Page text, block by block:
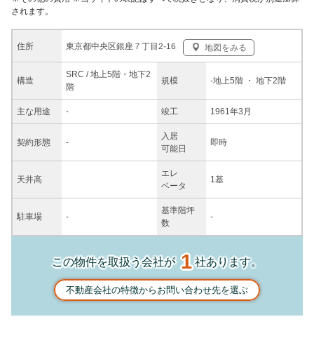
住所 東京都中央区銀座７丁目2-16 地図をみる
構造
SRC / 地上5階・地下2
階
規模 -地上5階 ・ 地下2階
主な用途 - 竣工 1961年3月
契約形態 -
入居
可能日
即時
天井高
エレ
ベータ
1基
駐車場 -
基準階坪
数
-
されます。
この物件を取扱う会社が1社あります。
不動産会社の特徴からお問い合わせ先を選ぶ